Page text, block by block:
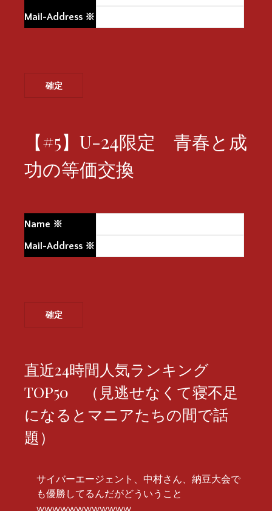
Mail-Address ※
【#5】U-24限定 青春と成
功の等価交換
Name ※
Mail-Address ※
直近24時間人気ランキング
TOP50 （見逃せなくて寝不足
になるとマニアたちの間で話
題）
サイバーエージェント、中村さん、納豆大会で
も優勝してるんだがどういうこと
wwwwwwwwwwww